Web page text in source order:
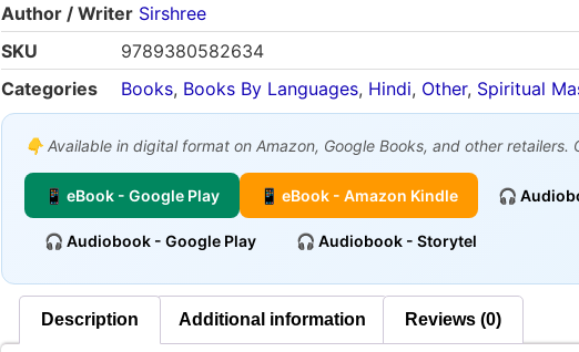
Author / Writer Sirshree
SKU
9789380582634
Categories
Books, Books By Languages, Hindi, Other, Spiritual
👇 Available in digital format on Amazon, Google Books, and other retailers.
📱 eBook - Google Play 📱 eBook - Amazon Kindle 🎧
🎧 Audiobook - Google Play 🎧 Audiobook - Storytel
Description Additional information Reviews (0)